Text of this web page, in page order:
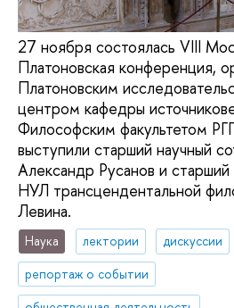
27 ноября состоялась VIII
Платоновская конференция,
Платоновским
центром кафедры
Философским факультетом
выступили старший научный
Александр Русанов и
НУЛ трансцендентальной
Левина.
Наука лектории
дискуссии
репортаж о событии